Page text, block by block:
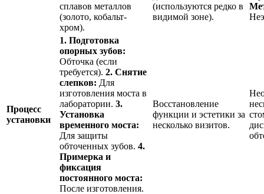
сплавов металлов
(золото, кобальт-
хром).
(используются редко в
видимой зоне).
Процесс
установки
1. Подготовка
опорных зубов:
Обточка (если
требуется). 2. Снятие
слепков: Для
изготовления моста в
лаборатории. 3.
Установка
временного моста:
Для защиты
обточенных зубов. 4.
Примерка и
фиксация
постоянного моста:
После изготовления.
Восстановление
функции и эстетики за
несколько визитов.